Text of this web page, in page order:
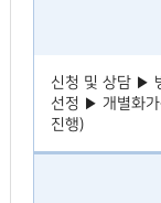
신청 및 상담 ▶
선정 ▶ 개별화
진행)